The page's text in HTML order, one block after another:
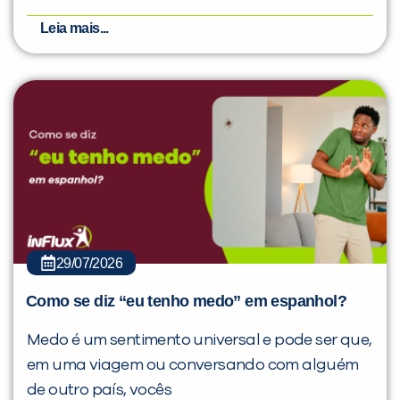
Leia mais...
29/07/2026
Como se diz “eu tenho medo” em espanhol?
Medo é um sentimento universal e pode ser que,
em uma viagem ou conversando com alguém
de outro país, vocês